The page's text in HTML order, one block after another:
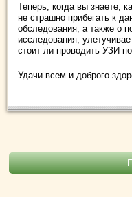
Теперь, когда вы знаете,
не страшно прибегать к
обследования, а также о
исследования,
стоит ли проводить УЗИ
Удачи всем и доброго